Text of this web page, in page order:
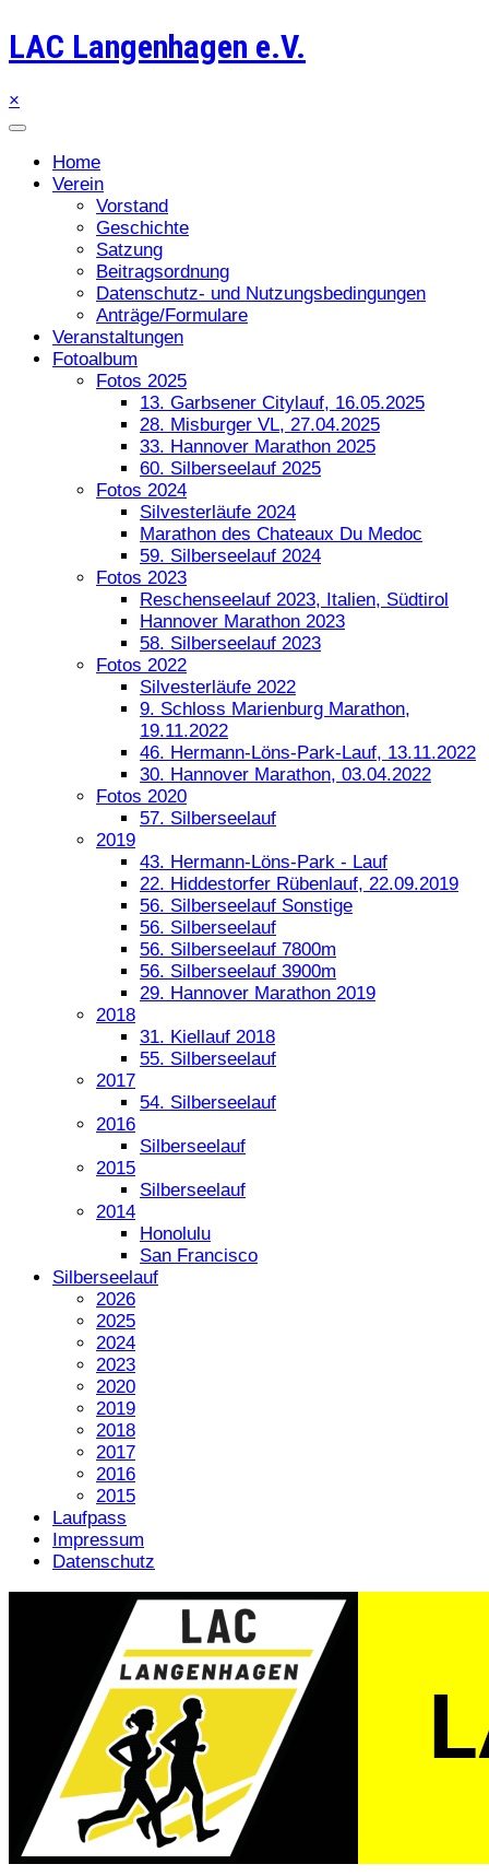
LAC Langenhagen e.V.
×
Home
Verein
Vorstand
Geschichte
Satzung
Beitragsordnung
Datenschutz- und Nutzungsbedingungen
Anträge/Formulare
Veranstaltungen
Fotoalbum
Fotos 2025
13. Garbsener Citylauf, 16.05.2025
28. Misburger VL, 27.04.2025
33. Hannover Marathon 2025
60. Silberseelauf 2025
Fotos 2024
Silvesterläufe 2024
Marathon des Chateaux Du Medoc
59. Silberseelauf 2024
Fotos 2023
Reschenseelauf 2023, Italien, Südtirol
Hannover Marathon 2023
58. Silberseelauf 2023
Fotos 2022
Silvesterläufe 2022
9. Schloss Marienburg Marathon,
19.11.2022
46. Hermann-Löns-Park-Lauf, 13.11.2022
30. Hannover Marathon, 03.04.2022
Fotos 2020
57. Silberseelauf
2019
43. Hermann-Löns-Park - Lauf
22. Hiddestorfer Rübenlauf, 22.09.2019
56. Silberseelauf Sonstige
56. Silberseelauf
56. Silberseelauf 7800m
56. Silberseelauf 3900m
29. Hannover Marathon 2019
2018
31. Kiellauf 2018
55. Silberseelauf
2017
54. Silberseelauf
2016
Silberseelauf
2015
Silberseelauf
2014
Honolulu
San Francisco
Silberseelauf
2026
2025
2024
2023
2020
2019
2018
2017
2016
2015
Laufpass
Impressum
Datenschutz